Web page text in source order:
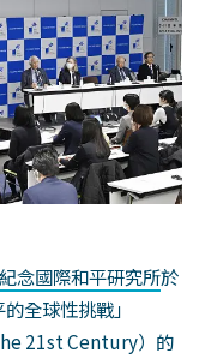
念國際和平研究所於
全球性挑戰」
21st Century）的